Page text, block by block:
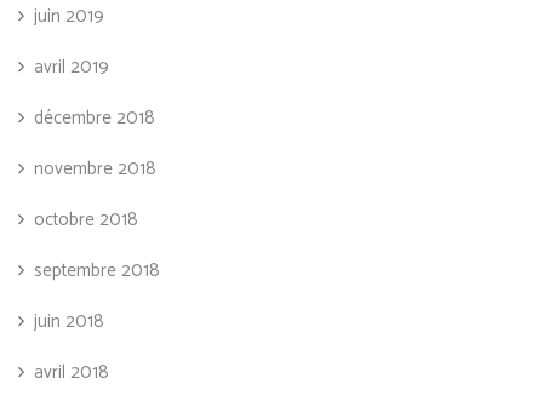
juin 2019
avril 2019
décembre 2018
novembre 2018
octobre 2018
septembre 2018
juin 2018
avril 2018